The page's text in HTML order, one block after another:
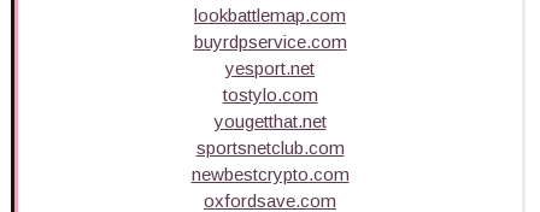
lookbattlemap.com
buyrdpservice.com
yesport.net
tostylo.com
yougetthat.net
sportsnetclub.com
newbestcrypto.com
oxfordsave.com